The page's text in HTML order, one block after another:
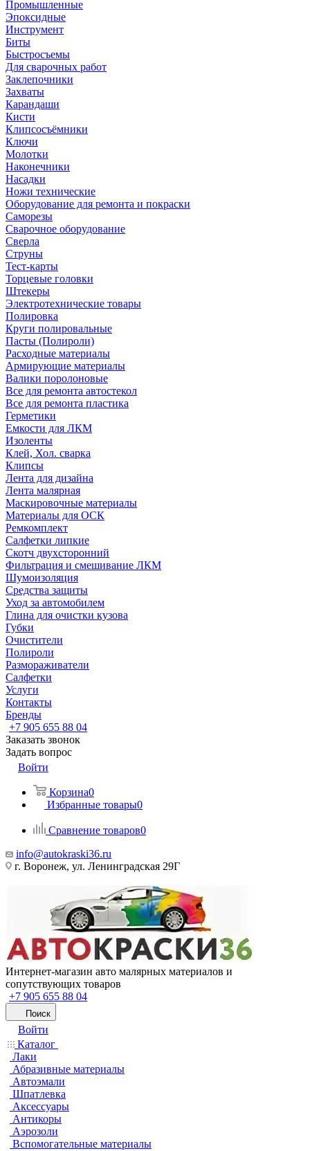
Промышленные
Эпоксидные
Инструмент
Биты
Быстросъемы
Для сварочных работ
Заклепочники
Захваты
Карандаши
Кисти
Клипсосъёмники
Ключи
Молотки
Наконечники
Насадки
Ножи технические
Оборудование для ремонта и покраски
Саморезы
Сварочное оборудование
Сверла
Струны
Тест-карты
Торцевые головки
Штекеры
Электротехнические товары
Полировка
Круги полировальные
Пасты (Полироли)
Расходные материалы
Армирующие материалы
Валики поролоновые
Все для ремонта автостекол
Все для ремонта пластика
Герметики
Емкости для ЛКМ
Изоленты
Клей, Хол. сварка
Клипсы
Лента для дизайна
Лента малярная
Маскировочные материалы
Материалы для ОСК
Ремкомплект
Салфетки липкие
Скотч двухсторонний
Фильтрация и смешивание ЛКМ
Шумоизоляция
Средства защиты
Уход за автомобилем
Глина для очистки кузова
Губки
Очистители
Полироли
Размораживатели
Салфетки
Услуги
Контакты
Бренды
+7 905 655 88 04
Заказать звонок
Задать вопрос
Войти
Корзина0
Избранные товары0
Сравнение товаров0
info@autokraski36.ru
г. Воронеж, ул. Ленинградская 29Г
Интернет-магазин авто малярных материалов и
сопутствующих товаров
+7 905 655 88 04
Поиск
Войти
Каталог
Лаки
Абразивные материалы
Автоэмали
Шпатлевка
Аксессуары
Антикоры
Аэрозоли
Вспомогательные материалы